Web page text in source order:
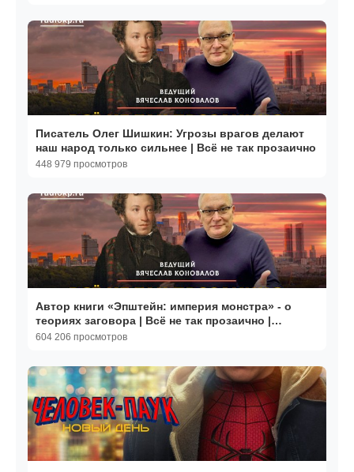
Писатель Олег Шишкин: Угрозы врагов делают
наш народ только сильнее | Всё не так прозаично
448 979 просмотров
Автор книги «Эпштейн: империя монстра» - о
теориях заговора | Всё не так прозаично |
03.07.2026
604 206 просмотров